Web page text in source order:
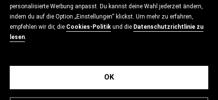
personalisierte Werbung anpasst. Du kannst deine Wahl jederzeit ändern,
indem du auf die Option „Einstellungen“ klickst. Um mehr zu erfahren,
empfehlen wir dir, die Cookies-Politik und die Datenschutzrichtlinie zu
lesen.
OK